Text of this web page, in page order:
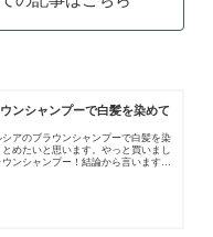
ンシャンプーで白髪を染めて
アのブラウンシャンプーで白髪を染
めたいと思います。やっと買いまし
ンシャンプー！結論から言いますと